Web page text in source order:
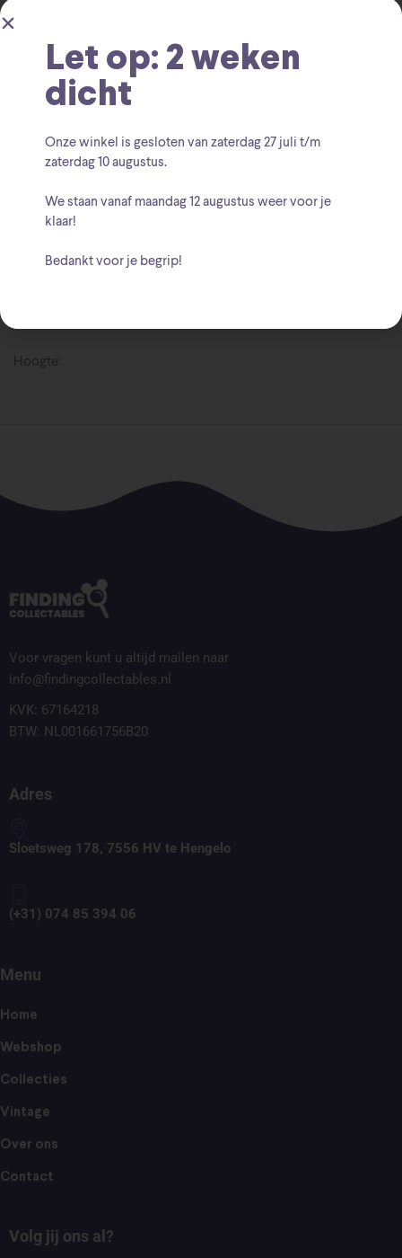
Funko Pop 970,Gamora Funko Pop,What If
Funko Pop
Beschrijving
Hoogte:
Voor vragen kunt u altijd mailen naar
info@findingcollectables.nl
KVK: 67164218
BTW: NL001661756B20
Adres
Sloetsweg 178, 7556 HV te Hengelo
(+31) 074 85 394 06
Menu
Home
Webshop
Collecties
Vintage
Over ons
Contact
Volg jij ons al?
Let op: 2 weken
dicht
Onze winkel is gesloten van zaterdag27 juli t/m
zaterdag 10 augustus.
We staan vanaf maandag 12 augustus weer voor je
klaar!
Bedankt voor je begrip!